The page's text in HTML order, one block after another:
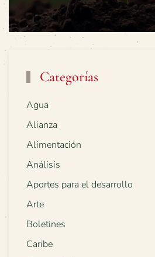
Categorías
Agua
Alianza
Alimentación
Análisis
Aportes para el desarrollo
Arte
Boletines
Caribe